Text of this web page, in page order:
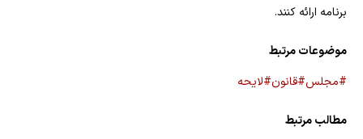
برنامه ارائه کنند.
موضوعات مرتبط
#مجلس#قانون#لایحه
مطالب مرتبط